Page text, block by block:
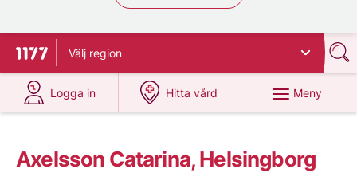
Till startsidan för 1177
Välj region
Logga in
på 1177.se
Hitta vård
på 1177.se
Meny
Axelsson Catarina, Helsingborg